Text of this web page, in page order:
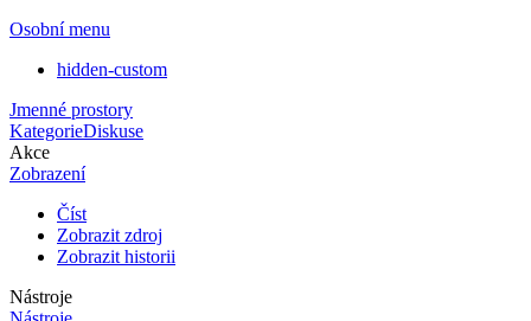
Osobní menu
hidden-custom
Jmenné prostory
KategorieDiskuse
Akce
Zobrazení
Číst
Zobrazit zdroj
Zobrazit historii
Nástroje